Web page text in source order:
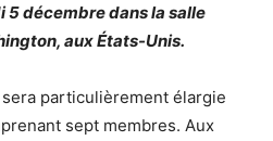
5 décembre dans la salle
aux États-Unis.
particulièrement élargie
sept membres. Aux